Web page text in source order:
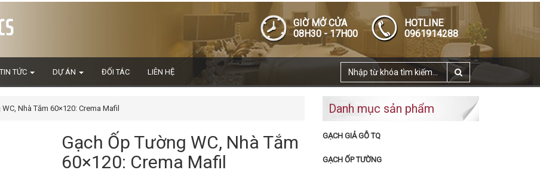
GIỜ MỞ CỬA
08H30 - 17H00
HOTLINE
0961914288
TIN TỨC DỰ ÁN ĐỐI TÁC LIÊN HỆ
Nhà Tắm 60×120: Crema Mafil
Gạch Ốp Tường WC, Nhà Tắm
60×120: Crema Mafil
Danh mục sản phẩm
GẠCH GIẢ GỖ TQ
GẠCH ỐP TƯỜNG